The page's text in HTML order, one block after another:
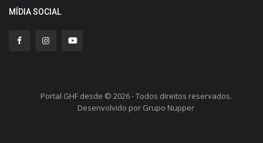
MÍDIA SOCIAL
Portal GHF desde © 2026 - Todos direitos reservados.
Desenvolvido por Grupo Nupper